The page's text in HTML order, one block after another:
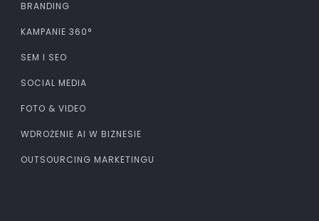
BRANDING
KAMPANIE 360°
SEM I SEO
SOCIAL MEDIA
FOTO & VIDEO
WDROŻENIE AI W BIZNESIE
OUTSOURCING MARKETINGU